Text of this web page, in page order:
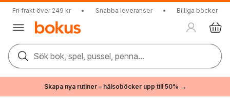
Fri frakt över 249 kr • Snabba leveranser • Billiga böcker
Sök bok, spel, pussel, penna...
Skapa nya rutiner – hälsoböcker upp till 50% →